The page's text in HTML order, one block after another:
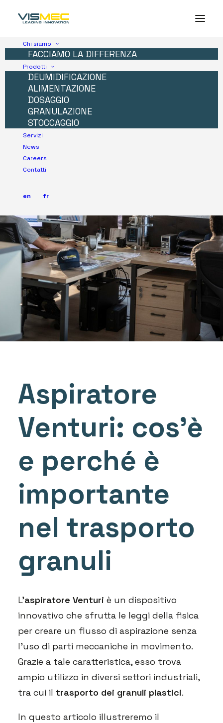
Chi siamo
FACCIAMO LA DIFFERENZA
Prodotti
DEUMIDIFICAZIONE
ALIMENTAZIONE
DOSAGGIO
GRANULAZIONE
STOCCAGGIO
Servizi
News
Careers
Contatti
en fr
Aspiratore
Venturi: cos’è
e perché è
importante
nel trasporto
granuli
L’aspiratore Venturi è un dispositivo
innovativo che sfrutta le leggi della fisica
per creare un flusso di aspirazione senza
l’uso di parti meccaniche in movimento.
Grazie a tale caratteristica, esso trova
ampio utilizzo in diversi settori industriali,
tra cui il trasporto dei granuli plastici.
In questo articolo illustreremo il